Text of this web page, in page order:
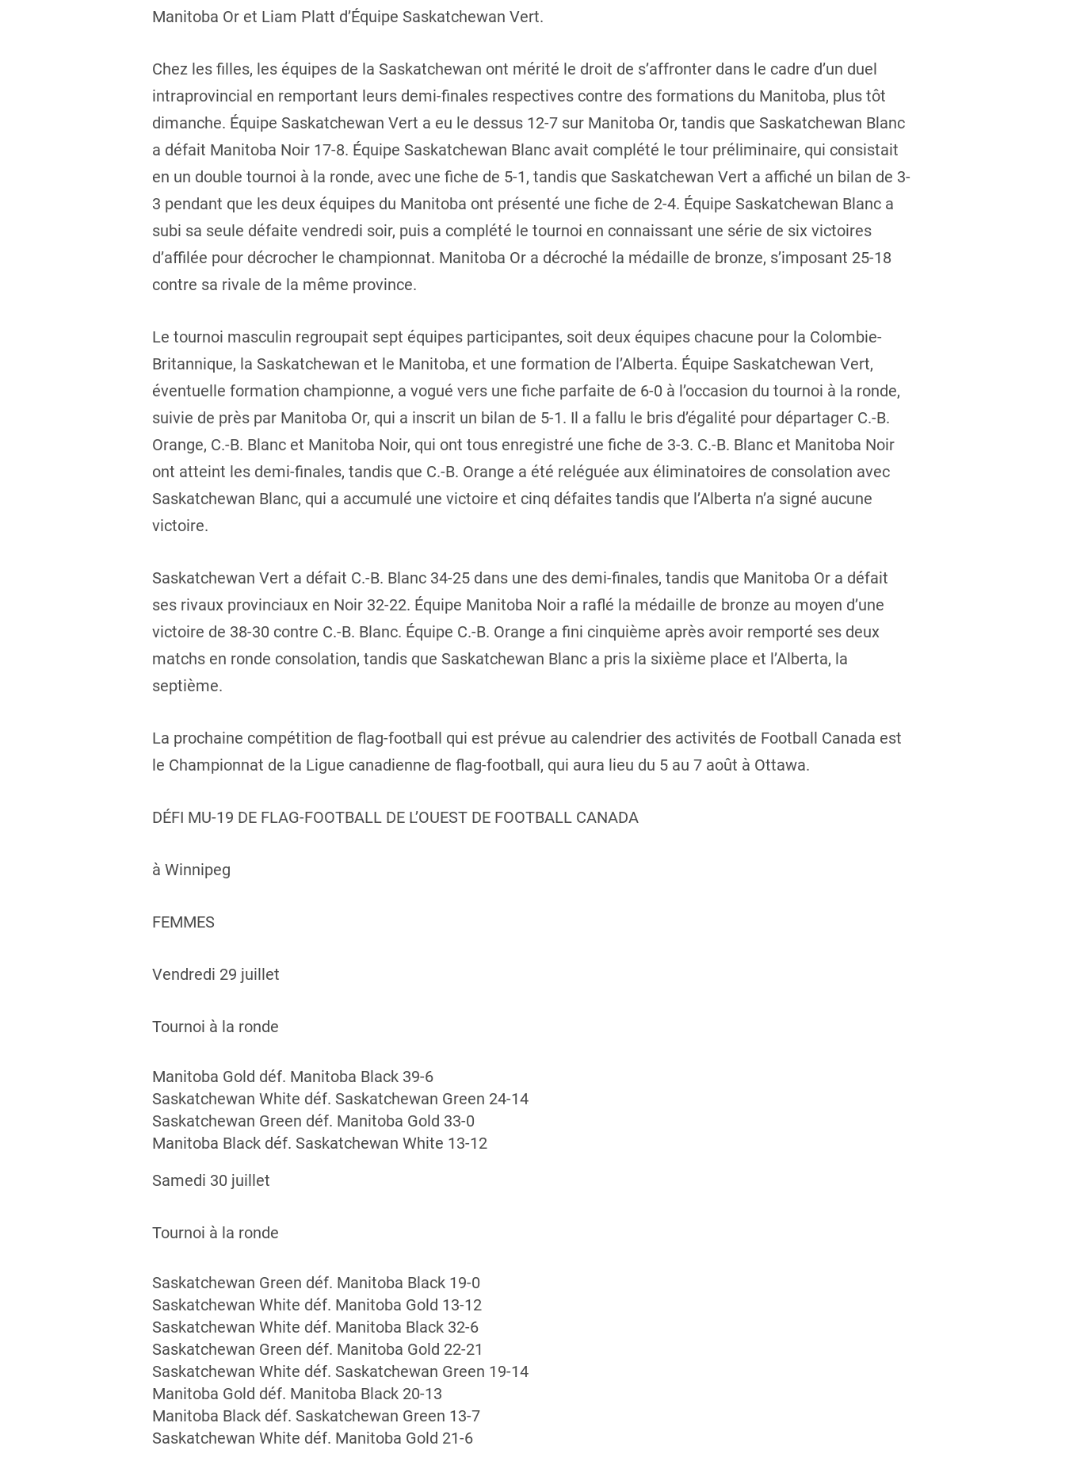
Manitoba Or et Liam Platt d’Équipe Saskatchewan Vert.
Chez les filles, les équipes de la Saskatchewan ont mérité le droit de s’affronter dans le cadre d’un duel
intraprovincial en remportant leurs demi-finales respectives contre des formations du Manitoba, plus tôt
dimanche. Équipe Saskatchewan Vert a eu le dessus 12-7 sur Manitoba Or, tandis que Saskatchewan Blanc
a défait Manitoba Noir 17-8. Équipe Saskatchewan Blanc avait complété le tour préliminaire, qui consistait
en un double tournoi à la ronde, avec une fiche de 5-1, tandis que Saskatchewan Vert a affiché un bilan de 3-
3 pendant que les deux équipes du Manitoba ont présenté une fiche de 2-4. Équipe Saskatchewan Blanc a
subi sa seule défaite vendredi soir, puis a complété le tournoi en connaissant une série de six victoires
d’affilée pour décrocher le championnat. Manitoba Or a décroché la médaille de bronze, s’imposant 25-18
contre sa rivale de la même province.
Le tournoi masculin regroupait sept équipes participantes, soit deux équipes chacune pour la Colombie-
Britannique, la Saskatchewan et le Manitoba, et une formation de l’Alberta. Équipe Saskatchewan Vert,
éventuelle formation championne, a vogué vers une fiche parfaite de 6-0 à l’occasion du tournoi à la ronde,
suivie de près par Manitoba Or, qui a inscrit un bilan de 5-1. Il a fallu le bris d’égalité pour départager C.-B.
Orange, C.-B. Blanc et Manitoba Noir, qui ont tous enregistré une fiche de 3-3. C.-B. Blanc et Manitoba Noir
ont atteint les demi-finales, tandis que C.-B. Orange a été reléguée aux éliminatoires de consolation avec
Saskatchewan Blanc, qui a accumulé une victoire et cinq défaites tandis que l’Alberta n’a signé aucune
victoire.
Saskatchewan Vert a défait C.-B. Blanc 34-25 dans une des demi-finales, tandis que Manitoba Or a défait
ses rivaux provinciaux en Noir 32-22. Équipe Manitoba Noir a raflé la médaille de bronze au moyen d’une
victoire de 38-30 contre C.-B. Blanc. Équipe C.-B. Orange a fini cinquième après avoir remporté ses deux
matchs en ronde consolation, tandis que Saskatchewan Blanc a pris la sixième place et l’Alberta, la
septième.
La prochaine compétition de flag-football qui est prévue au calendrier des activités de Football Canada est
le Championnat de la Ligue canadienne de flag-football, qui aura lieu du 5 au 7 août à Ottawa.
DÉFI MU-19 DE FLAG-FOOTBALL DE L’OUEST DE FOOTBALL CANADA
à Winnipeg
FEMMES
Vendredi 29 juillet
Tournoi à la ronde
Manitoba Gold déf. Manitoba Black 39-6
Saskatchewan White déf. Saskatchewan Green 24-14
Saskatchewan Green déf. Manitoba Gold 33-0
Manitoba Black déf. Saskatchewan White 13-12
Samedi 30 juillet
Tournoi à la ronde
Saskatchewan Green déf. Manitoba Black 19-0
Saskatchewan White déf. Manitoba Gold 13-12
Saskatchewan White déf. Manitoba Black 32-6
Saskatchewan Green déf. Manitoba Gold 22-21
Saskatchewan White déf. Saskatchewan Green 19-14
Manitoba Gold déf. Manitoba Black 20-13
Manitoba Black déf. Saskatchewan Green 13-7
Saskatchewan White déf. Manitoba Gold 21-6